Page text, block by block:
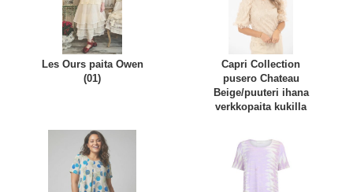
Les Ours paita Owen
(01)
Capri Collection
pusero Chateau
Beige/puuteri ihana
verkkopaita kukilla